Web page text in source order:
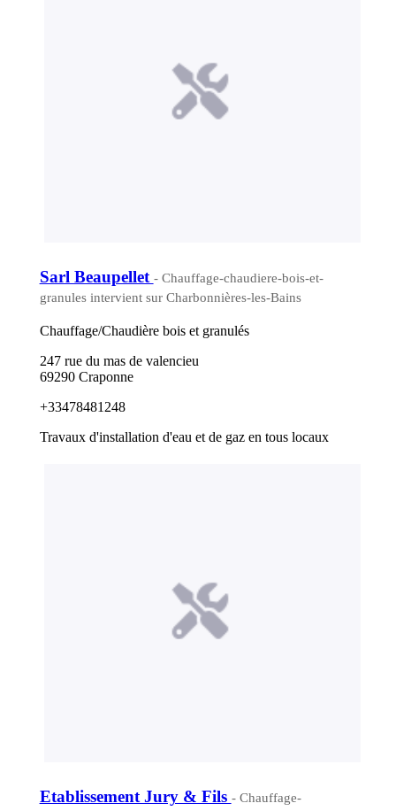
Sarl Beaupellet - Chauffage-chaudiere-bois-et-
granules intervient sur Charbonnières-les-Bains
Chauffage/Chaudière bois et granulés
247 rue du mas de valencieu
69290 Craponne
+33478481248
Travaux d'installation d'eau et de gaz en tous locaux
Etablissement Jury & Fils - Chauffage-